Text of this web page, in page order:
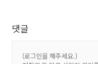
댓글